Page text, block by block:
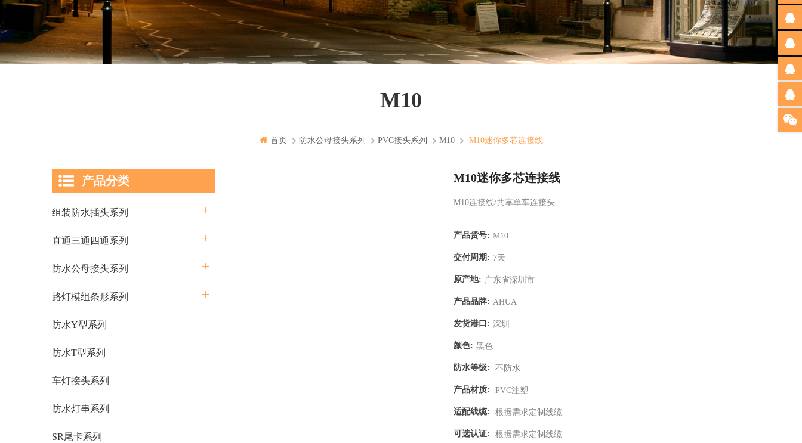
M10
首页 防水公母接头系列 PVC接头系列 M10 M10迷你多芯连接线
M10迷你多芯连接线
M10连接线/共享单车连接头
产品货号: M10
交付周期: 7天
原产地: 广东省深圳市
产品品牌: AHUA
发货港口: 深圳
颜色: 黑色
防水等级: 不防水
产品材质: PVC注塑
适配线缆: 根据需求定制线缆
可选认证: 根据需求定制线缆
产品分类
组装防水插头系列
直通三通四通系列
防水公母接头系列
路灯模组条形系列
防水Y型系列
防水T型系列
车灯接头系列
防水灯串系列
SR尾卡系列